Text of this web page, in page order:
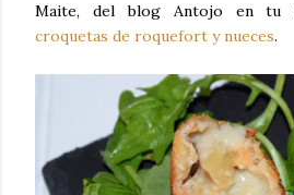
Maite, del blog Antojo en tu
croquetas de roquefort y nueces.